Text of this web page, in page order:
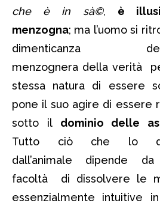
che è in sà©, è
menzogna; ma l’uomo si
dimenticanza
menzognera della verità
stessa natura di essere
pone il suo agire di essere
sotto il dominio delle
Tutto ciò che lo
dall’animale dipende
facoltà di dissolvere le
essenzialmente intuitive